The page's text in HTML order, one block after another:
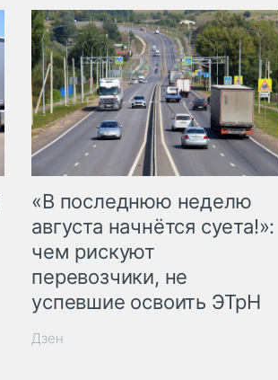
«В последнюю неделю
августа начнётся суета!»:
чем рискуют
перевозчики, не
успевшие освоить ЭТрН
Дзен